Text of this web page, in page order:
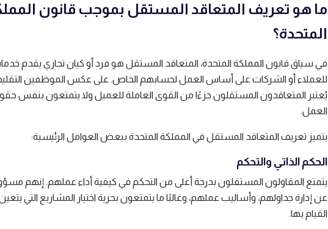
ما هو تعريف المتعاقد المستقل بموجب قانون
المتحدة؟
في سياق قانون المملكة المتحدة، المتعاقد المستقل هو فرد أو كيان تجاري يقدم
للعملاء أو الشركات على أساس العمل لحسابهم الخاص. على عكس الموظفين
يُعتبر المتعاقدون المستقلون جزءًا من القوى العاملة للعميل ولا يتمتعون بنفس
العمل.
يتميز تعريف المتعاقد المستقل في المملكة المتحدة ببعض العوامل الرئيسية:
الحكم الذاتي والتحكم
يتمتع المقاولون المستقلون بدرجة أعلى من التحكم في كيفية أداء عملهم. إنهم
عن إدارة جداولهم، وأساليب عملهم، وغالبًا ما يتمتعون بحرية اختيار المشاريع التي
القيام بها.